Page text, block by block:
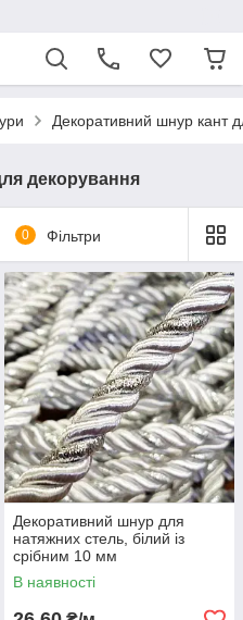
Декоративний шнур кант
декорування
0 Фільтри
Декоративний шнур для
натяжних стель, білий із
срібним 10 мм
В наявності